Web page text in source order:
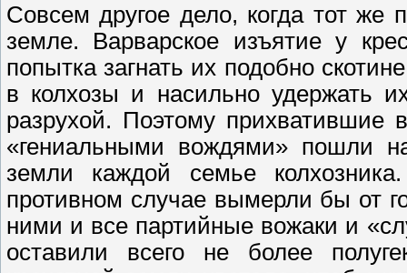
Совсем другое дело, когда тот же
земле. Варварское изъятие у
попытка загнать их подобно
в колхозы и насильно удержать
разрухой. Поэтому прихватившие
«гениальными вождями» пошли
земли каждой семье
противном случае вымерли бы от
ними и все партийные вожаки и
оставили всего не более